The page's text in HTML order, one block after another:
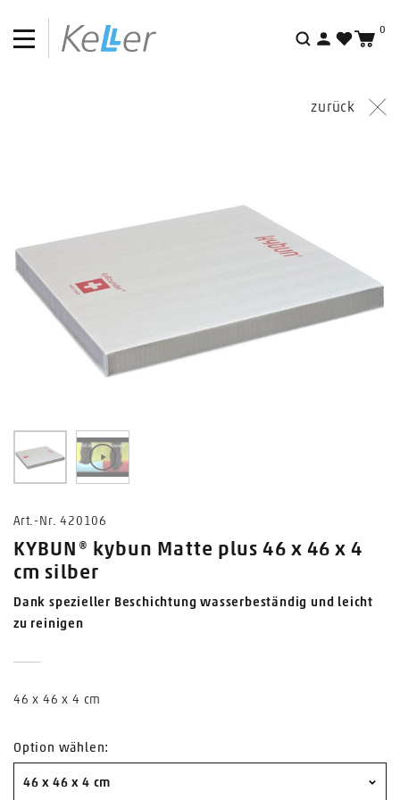
Suche
0
zurück
0
1
Art.-Nr. 420106
KYBUN® kybun Matte plus 46 x 46 x 4
cm silber
Dank spezieller Beschichtung wasserbeständig und leicht
zu reinigen
46 x 46 x 4 cm
Option wählen:
46 x 46 x 4 cm